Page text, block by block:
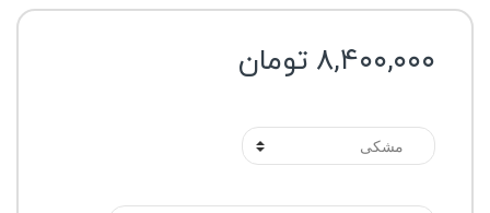
۸,۴۰۰,۰۰۰ تومان